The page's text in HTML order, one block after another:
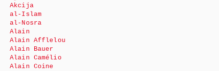
Akcija
al-Islam
al-Nosra
Alain
Alain Afflelou
Alain Bauer
Alain Camélio
Alain Coine